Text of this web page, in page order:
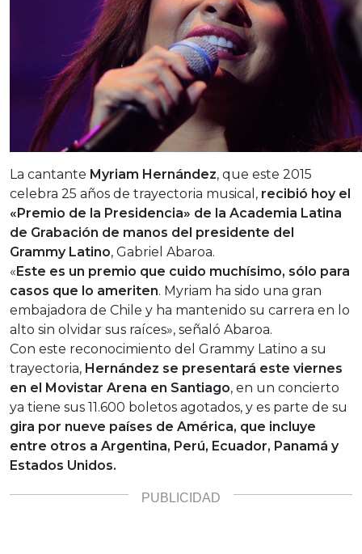
La cantante Myriam Hernández, que este 2015
celebra 25 años de trayectoria musical, recibió hoy el
«Premio de la Presidencia» de la Academia Latina
de Grabación de manos del presidente del
Grammy Latino, Gabriel Abaroa.
«Este es un premio que cuido muchísimo, sólo para
casos que lo ameriten. Myriam ha sido una gran
embajadora de Chile y ha mantenido su carrera en lo
alto sin olvidar sus raíces», señaló Abaroa.
Con este reconocimiento del Grammy Latino a su
trayectoria, Hernández se presentará este viernes
en el Movistar Arena en Santiago, en un concierto
ya tiene sus 11.600 boletos agotados, y es parte de su
gira por nueve países de América, que incluye
entre otros a Argentina, Perú, Ecuador, Panamá y
Estados Unidos.